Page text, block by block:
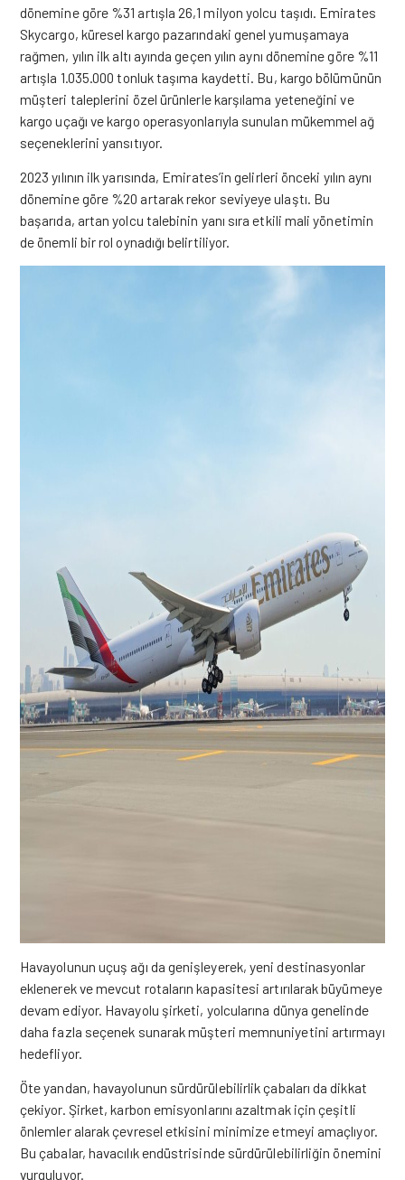
dönemine göre %31 artışla 26,1 milyon yolcu taşıdı. Emirates
Skycargo, küresel kargo pazarındaki genel yumuşamaya
rağmen, yılın ilk altı ayında geçen yılın aynı dönemine göre %11
artışla 1.035.000 tonluk taşıma kaydetti. Bu, kargo bölümünün
müşteri taleplerini özel ürünlerle karşılama yeteneğini ve
kargo uçağı ve kargo operasyonlarıyla sunulan mükemmel ağ
seçeneklerini yansıtıyor.
2023 yılının ilk yarısında, Emirates’in gelirleri önceki yılın aynı
dönemine göre %20 artarak rekor seviyeye ulaştı. Bu
başarıda, artan yolcu talebinin yanı sıra etkili mali yönetimin
de önemli bir rol oynadığı belirtiliyor.
Havayolunun uçuş ağı da genişleyerek, yeni destinasyonlar
eklenerek ve mevcut rotaların kapasitesi artırılarak büyümeye
devam ediyor. Havayolu şirketi, yolcularına dünya genelinde
daha fazla seçenek sunarak müşteri memnuniyetini artırmayı
hedefliyor.
Öte yandan, havayolunun sürdürülebilirlik çabaları da dikkat
çekiyor. Şirket, karbon emisyonlarını azaltmak için çeşitli
önlemler alarak çevresel etkisini minimize etmeyi amaçlıyor.
Bu çabalar, havacılık endüstrisinde sürdürülebilirliğin önemini
vurguluyor.